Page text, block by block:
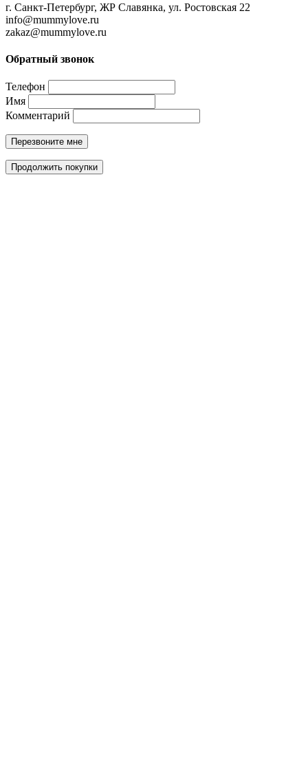
г. Санкт-Петербург, ЖР Славянка, ул. Ростовская 22
info@mummylove.ru
zakaz@mummylove.ru
Обратный звонок
Телефон
Имя
Комментарий
Перезвоните мне
Продолжить покупки